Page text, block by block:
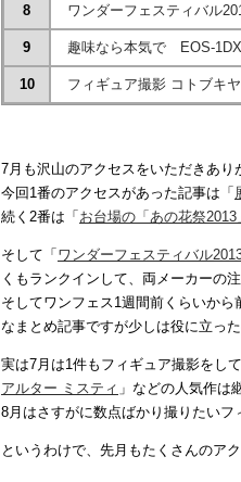
8 ワンダーフェスティバル
9 趣味なら本気で EOS-
10 フィギュア撮影 コトブキ
7月も沢山のアクセスをいただきあり
今回1番のアクセスがあった記事は「
続く2番は「 お台場の「あの花祭
そして「 ワンダーフェスティバル
くもランクインして、両メーカーの
そしてワンフェス1週間前くらいから
なまとめ記事ですが少しは役に立っ
実は7月は1件もフィギュア撮影をし
アルター ミスティ 」などの人気作は
8月はさすがに数点ばかり撮りたいフ
というわけで、先月もたくさんのア